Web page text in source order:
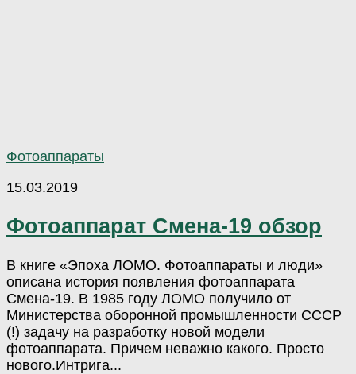
Фотоаппараты
15.03.2019
Фотоаппарат Смена-19 обзор
В книге «Эпоха ЛОМО. Фотоаппараты и люди»
описана история появления фотоаппарата
Смена-19. В 1985 году ЛОМО получило от
Министерства оборонной промышленности СССР
(!) задачу на разработку новой модели
фотоаппарата. Причем неважно какого. Просто
нового.Интрига...